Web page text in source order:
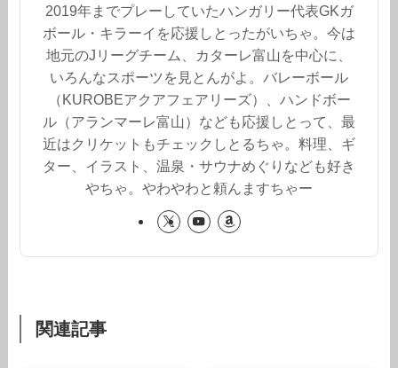
2019年までプレーしていたハンガリー代表GKガ
ボール・キラーイを応援しとったがいちゃ。今は
地元のJリーグチーム、カターレ富山を中心に、
いろんなスポーツを見とんがよ。バレーボール
（KUROBEアクアフェアリーズ）、ハンドボー
ル（アランマーレ富山）なども応援しとって、最
近はクリケットもチェックしとるちゃ。料理、ギ
ター、イラスト、温泉・サウナめぐりなども好き
やちゃ。やわやわと頼んますちゃー
関連記事